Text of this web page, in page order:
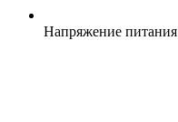
Напряжение питания